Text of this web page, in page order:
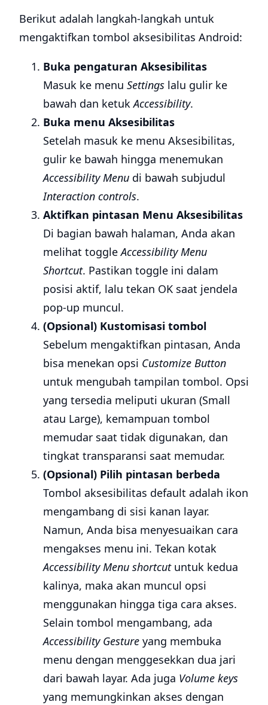
Berikut adalah langkah-langkah untuk
mengaktifkan tombol aksesibilitas Android:
Buka pengaturan Aksesibilitas
Masuk ke menu Settings lalu gulir ke
bawah dan ketukAccessibility.
Buka menu Aksesibilitas
Setelah masuk ke menu Aksesibilitas,
gulir ke bawah hingga menemukan
Accessibility Menu di bawah subjudul
Interaction controls.
Aktifkan pintasan Menu Aksesibilitas
Di bagian bawah halaman, Anda akan
melihat toggleAccessibility Menu
Shortcut. Pastikan toggle ini dalam
posisi aktif, lalu tekan OK saat jendela
pop-up muncul.
(Opsional) Kustomisasi tombol
Sebelum mengaktifkan pintasan, Anda
bisa menekan opsi Customize Button
untuk mengubah tampilan tombol. Opsi
yang tersedia meliputi ukuran (Small
atau Large), kemampuan tombol
memudar saat tidak digunakan, dan
tingkat transparansi saat memudar.
(Opsional) Pilih pintasan berbeda
Tombol aksesibilitas default adalah ikon
mengambang di sisi kanan layar.
Namun, Anda bisa menyesuaikan cara
mengakses menu ini. Tekan kotak
Accessibility Menu shortcutuntuk kedua
kalinya, maka akan muncul opsi
menggunakan hingga tiga cara akses.
Selain tombol mengambang, ada
Accessibility Gesture yang membuka
menu dengan menggesekkan dua jari
dari bawah layar. Ada juga Volume keys
yang memungkinkan akses dengan